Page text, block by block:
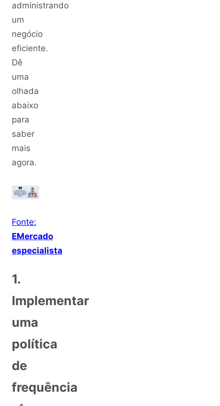
administrando
um
negócio
eficiente.
Dê
uma
olhada
abaixo
para
saber
mais
agora.
Fonte:
EMercado
especialista
1.
Implementar
uma
política
de
frequência